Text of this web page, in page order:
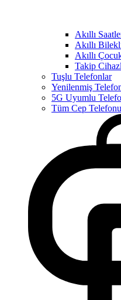
Akıllı
Akıllı
Akıllı
Takip
Tuşlu Telefonlar
Yenilenmiş
5G Uyumlu
Tüm Cep